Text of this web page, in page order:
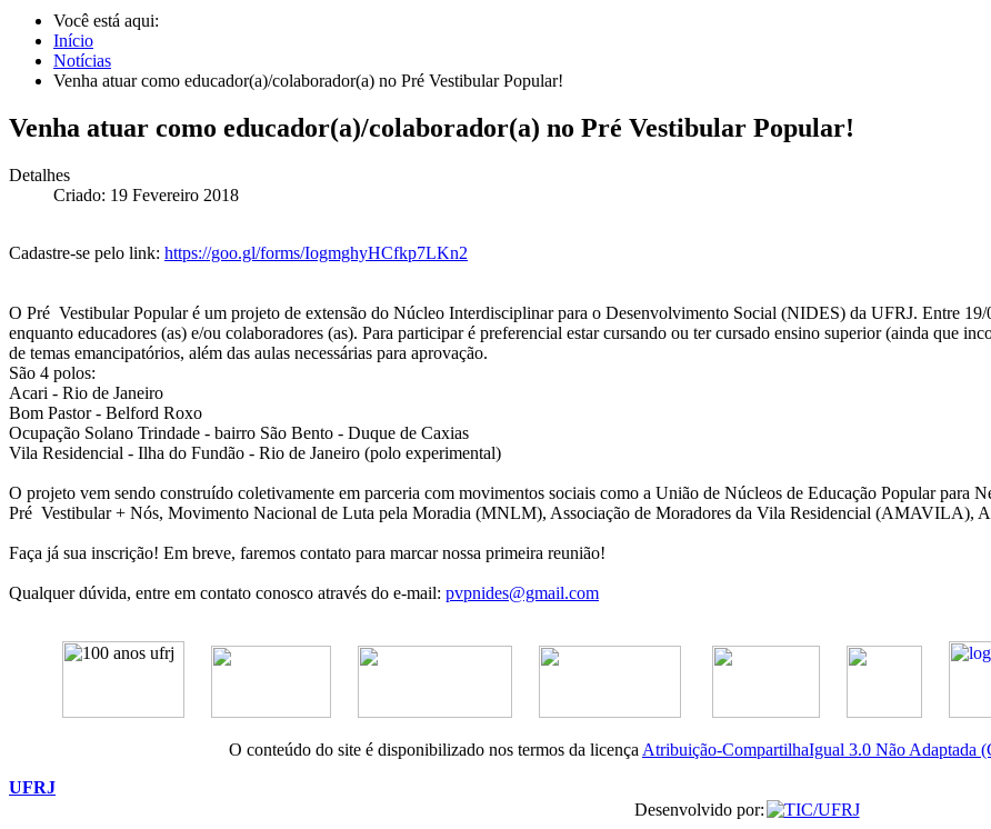
Você está aqui:
Início
Notícias
Venha atuar como educador(a)/colaborador(a) no Pré Vestibular Popular!
Venha atuar como educador(a)/colaborador(a) no Pré Vestibular Popular!
Detalhes
Criado: 19 Fevereiro 2018
Cadastre-se pelo link: https://goo.gl/forms/IogmghyHCfkp7LKn2
O Pré Vestibular Popular é um projeto de extensão do Núcleo Interdisciplinar para o Desenvolvimento Social (NIDES) da UFRJ. Entre 19/
enquanto educadores (as) e/ou colaboradores (as). Para participar é preferencial estar cursando ou ter cursado ensino superior (ainda que
de temas emancipatórios, além das aulas necessárias para aprovação.
São 4 polos:
Acari - Rio de Janeiro
Bom Pastor - Belford Roxo
Ocupação Solano Trindade - bairro São Bento - Duque de Caxias
Vila Residencial - Ilha do Fundão - Rio de Janeiro (polo experimental)
O projeto vem sendo construído coletivamente em parceria com movimentos sociais como a União de Núcleos de Educação Popular para
Pré Vestibular + Nós, Movimento Nacional de Luta pela Moradia (MNLM), Associação de Moradores da Vila Residencial (AMAVILA),
Faça já sua inscrição! Em breve, faremos contato para marcar nossa primeira reunião!
Qualquer dúvida, entre em contato conosco através do e-mail: pvpnides@gmail.com
O conteúdo do site é disponibilizado nos termos da licença Atribuição-CompartilhaIgual 3.0 Não Adaptada
UFRJ
Desenvolvido por: